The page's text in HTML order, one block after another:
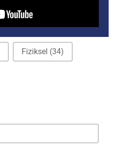
Fiziksel (34)